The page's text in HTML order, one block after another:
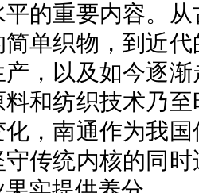
的重要内容。
单织物，到近
，以及如今逐
和纺织技术乃
，南通作为我
守传统内核的同